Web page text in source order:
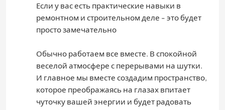
Если у вас есть практические навыки в
ремонтном и строительном деле - это будет
просто замечательно
Обычно работаем все вместе. В спокойной
веселой атмосфере с перерывами на шутки.
И главное мы вместе создадим пространство,
которое преображаясь на глазах впитает
чуточку вашей энергии и будет радовать